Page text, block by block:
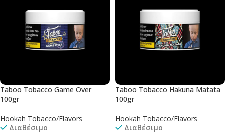
Taboo Tobacco Game Over
100gr
Hookah Tobacco/Flavors
Διαθέσιμο
Taboo Tobacco Hakuna Matata
100gr
Hookah Tobacco/Flavors
Διαθέσιμο